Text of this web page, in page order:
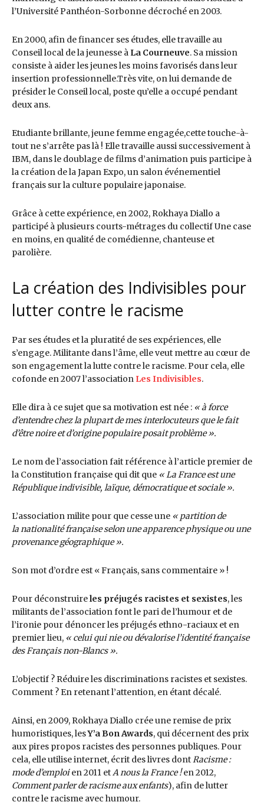
l’Université Panthéon-Sorbonne décroché en 2003.
En 2000, afin de financer ses études, elle travaille au
Conseil local de la jeunesse à La Courneuve. Sa mission
consiste à aider les jeunes les moins favorisés dans leur
insertion professionnelle.Très vite, on lui demande de
présider le Conseil local, poste qu’elle a occupé pendant
deux ans.
Etudiante brillante, jeune femme engagée,cette touche-à-
tout ne s’arrête pas là ! Elle travaille aussi successivement à
IBM, dans le doublage de films d’animation puis participe à
la création de la Japan Expo, un salon événementiel
français sur la culture populaire japonaise.
Grâce à cette expérience, en 2002, Rokhaya Diallo a
participé à plusieurs courts-métrages du collectif Une case
en moins, en qualité de comédienne, chanteuse et
parolière.
La création des Indivisibles pour
lutter contre le racisme
Par ses études et la pluratité de ses expériences, elle
s’engage. Militante dans l’âme, elle veut mettre au cœur de
son engagement la lutte contre le racisme. Pour cela, elle
cofonde en 2007 l’association Les Indivisibles.
Elle dira à ce sujet que sa motivation est née : « à force
d’entendre chez la plupart de mes interlocuteurs que le fait
d’être noire et d’origine populaire posait problème ».
Le nom de l’association fait référence à l’article premier de
la Constitution française qui dit que « La France est une
République indivisible, laïque, démocratique et sociale ».
L’association milite pour que cesse une « partition de
la nationalité française selon une apparence physiqueou une
provenance géographique».
Son mot d’ordre est « Français, sans commentaire » !
Pour déconstruireles préjugés racistes et sexistes, les
militants de l’association font le pari de l’humour et de
l’ironie pour dénoncer les préjugés ethno-raciaux et en
premier lieu, « celui qui nie ou dévalorise l’identité française
des Français non-Blancs ».
L’objectif ? Réduire les discriminations racistes et sexistes.
Comment ? En retenant l’attention, en étant décalé.
Ainsi, en 2009, Rokhaya Diallo crée une remise de prix
humoristiques, lesY’a Bon Awards, qui décernent des prix
aux pires propos racistes des personnes publiques. Pour
cela, elle utilise internet, écrit des livres dontRacisme :
mode d’emploien 2011 etA nous la France !en 2012,
Comment parler de racisme aux enfants), afin de lutter
contre le racisme avec humour.